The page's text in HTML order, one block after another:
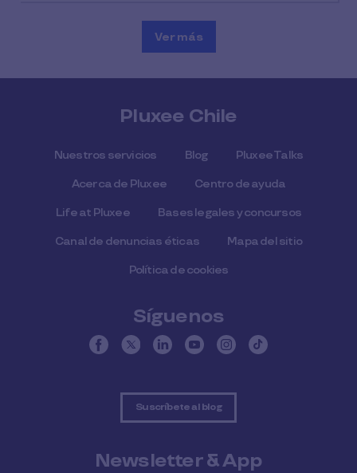
Ver más
Pluxee Chile
Nuestros servicios Blog Pluxee Talks
Acerca de Pluxee Centro de ayuda
Life at Pluxee Bases legales y concursos
Canal de denuncias éticas Mapa del sitio
Política de cookies
Síguenos
Suscríbete al blog
Newsletter & App